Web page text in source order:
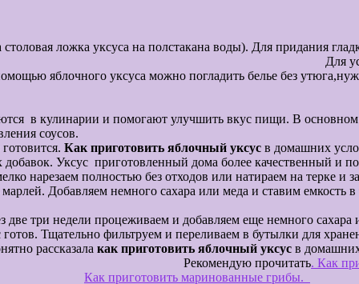
на полстакана воды). Для придания гладкости
запаха в
яблочного уксуса можно погладить белье без
то разгладиться. Если
удаления
в кулинарии и помогают улучшить вкус пищи. В основном
овощей,
Как приготовить яблочный уксус в домашних
различных добавок. Уксус
или натираем на терке и заливаем
марлей. Добавляем немного сахара или меда и
две три недели процеживаем и добавляем еще немного
прозрачной, уксус готов. Тщательно
как приготовить яблочный уксус в
Рекомендую прочитать. Как
Как приготовить маринованные грибы.